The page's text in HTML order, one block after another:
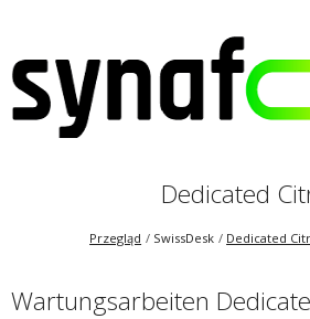
Dedicated
Przegląd SwissDesk Dedicated
Wartungsarbeiten